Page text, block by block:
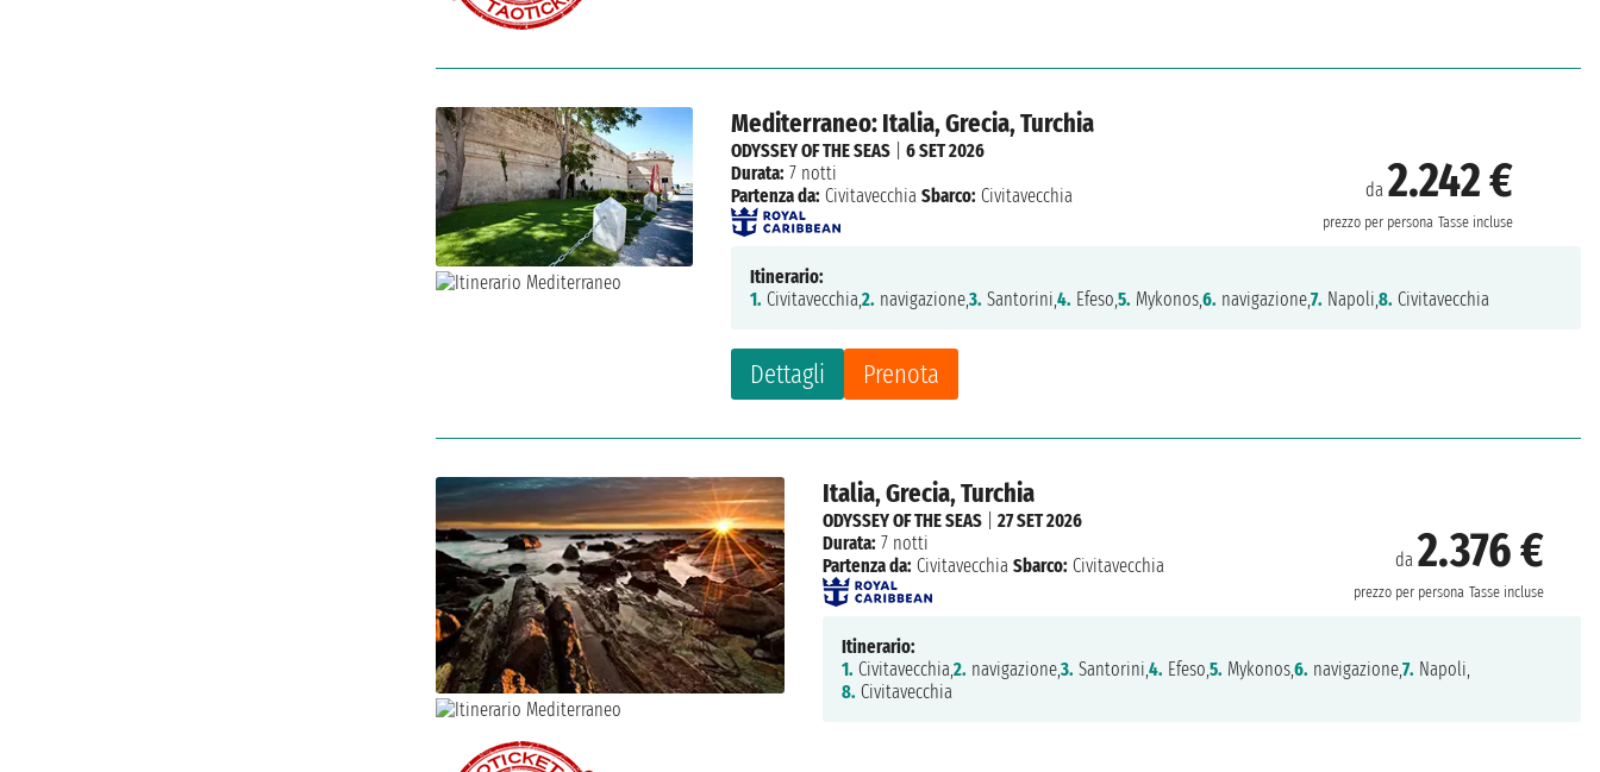
Mediterraneo: Italia, Grecia, Turchia
da2.242 €
prezzo per persona Tasse incluse
Dettagli Prenota
ODYSSEY OF THE SEAS |6 SET 2026
Durata: 7 notti
Partenza da: Civitavecchia Sbarco: Civitavecchia
Itinerario:
1. Civitavecchia,2. navigazione,3. Santorini,4. Efeso,5. Mykonos,6. navigazione,7. Napoli,8. Civitavecchia
Italia, Grecia, Turchia
da 2.376 €
prezzo per persona Tasse incluse
ODYSSEY OF THE SEAS| 27 SET 2026
Durata: 7 notti
Partenza da: Civitavecchia Sbarco: Civitavecchia
Itinerario:
1. Civitavecchia, 2. navigazione,3. Santorini, 4. Efeso, 5. Mykonos,6. navigazione,7. Napoli,
8. Civitavecchia